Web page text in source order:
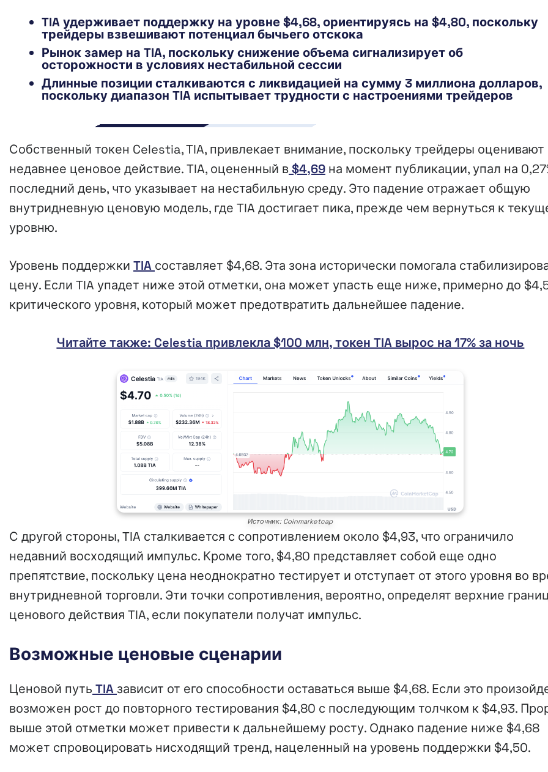
TIA удерживает поддержку на уровне $4,68, ориентируясь на $4,80, поскольку
трейдеры взвешивают потенциал бычьего отскока
Рынок замер на TIA, поскольку снижение объема сигнализирует об
осторожности в условиях нестабильной сессии
Длинные позиции сталкиваются с ликвидацией на сумму 3 миллиона долларов,
поскольку диапазон TIA испытывает трудности с настроениями трейдеров
Собственный токен Celestia, TIA, привлекает внимание, поскольку трейдеры оценивают
недавнее ценовое действие. TIA, оцененный в$4,69 на момент публикации, упал на
последний день, что указывает на нестабильную среду. Это падение отражает общую
внутридневную ценовую модель, где TIA достигает пика, прежде чем вернуться к
уровню.
Уровень поддержки TIA составляет $4,68. Эта зона исторически помогала
цену. Если TIA упадет ниже этой отметки, она может упасть еще ниже, примерно до
критического уровня, который может предотвратить дальнейшее падение.
Читайте также: Celestia привлекла $100 млн, токен TIA вырос на 17% за ночь
Источник: Coinmarketcap
С другой стороны, TIA сталкивается с сопротивлением около $4,93, что ограничило
недавний восходящий импульс. Кроме того, $4,80 представляет собой еще одно
препятствие, поскольку цена неоднократно тестирует и отступает от этого уровня во
внутридневной торговли. Эти точки сопротивления, вероятно, определят верхние
ценового действия TIA, если покупатели получат импульс.
Возможные ценовые сценарии
Ценовой путь TIA зависит от его способности оставаться выше $4,68. Если это
возможен рост до повторного тестирования $4,80 с последующим толчком к $4,93.
выше этой отметки может привести к дальнейшему росту. Однако падение ниже $4,68
может спровоцировать нисходящий тренд, нацеленный на уровень поддержки $4,50.